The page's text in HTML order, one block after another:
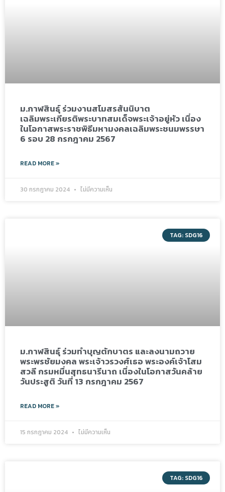
ม.กาฬสินธุ์ ร่วมงานสโมสรสันนิบาต
เฉลิมพระเกียรติพระบาทสมเด็จพระเจ้าอยู่หัว เนื่อง
ในโอกาสพระราชพิธีมหามงคลเฉลิมพระชนมพรรษา
6 รอบ 28 กรกฎาคม 2567
READ MORE »
30 กรกฎาคม 2024 ไม่มีความเห็น
TAG: SDG16
ม.กาฬสินธุ์ ร่วมทำบุญตักบาตร และลงนามถวาย
พระพรชัยมงคล พระเจ้าวรวงศ์เธอ พระองค์เจ้าโสม
สวลี กรมหมื่นสุทธนารีนาถ เนื่องในโอกาสวันคล้าย
วันประสูติ วันที่ 13 กรกฎาคม 2567
READ MORE »
15 กรกฎาคม 2024 ไม่มีความเห็น
TAG: SDG16